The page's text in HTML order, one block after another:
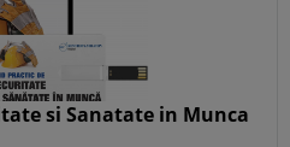
si Sanatate in Munca